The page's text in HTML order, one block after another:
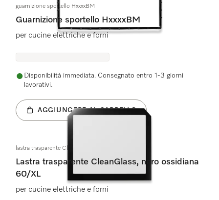
guarnizione sportello HxxxxBM
Guarnizione sportello HxxxxBM
per cucine elettriche e forni
Disponibilità immediata. Consegnato entro 1-3 giorni
lavorativi.
AGGIUNGERE AL CARRELLO
lastra trasparente CleanGlass obsw 60/XL
Lastra trasparente CleanGlass, nero ossidiana
60/XL
per cucine elettriche e forni